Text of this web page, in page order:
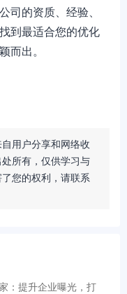
司的资质、经验、
到最适合您的优化
而出。
用户分享和网络收
所有，仅供学习与
您的权利，请联系
：提升企业曝光，打